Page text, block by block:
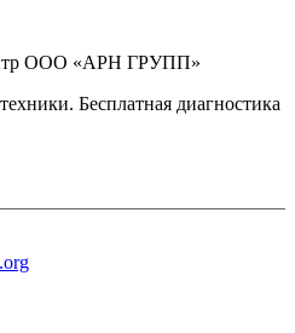
ООО «АРН ГРУПП»
Бесплатная диагностика